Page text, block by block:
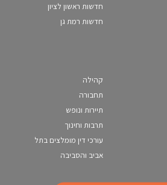
חדשות ראשון לציון
חדשות רמת גן
קהילה
תחבורה
תיירות ונופש
תרבות וחינוך
עורכי דין מומלצים בתל
אביב והסביבה